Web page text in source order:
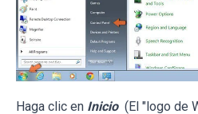
Haga clic en Inicio (El "logo de